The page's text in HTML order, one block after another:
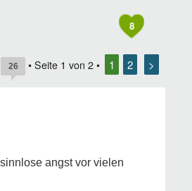
8
26 • Seite 1 von 2 • 1 2 >
angst vor vielen